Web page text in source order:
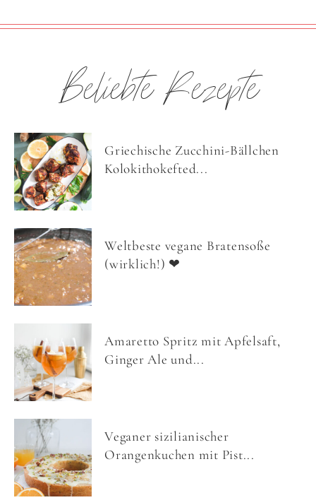
Beliebte Rezepte
Griechische Zucchini-Bällchen
Kolokithokefted...
Weltbeste vegane Bratensoße
(wirklich!) ❤
Amaretto Spritz mit Apfelsaft,
Ginger Ale und...
Veganer sizilianischer
Orangenkuchen mit Pist...